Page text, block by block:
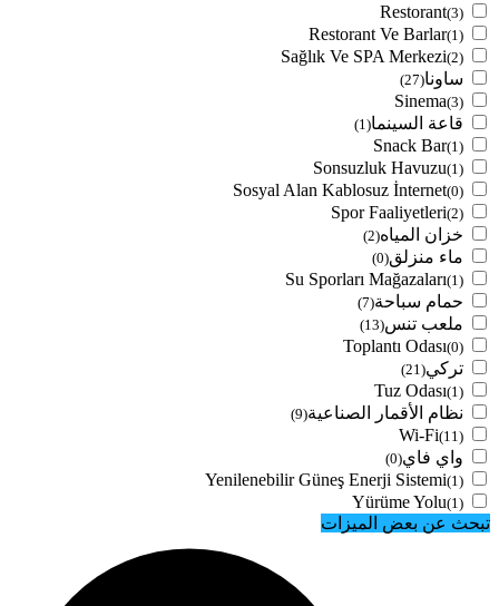
Restorant(3)
Restorant Ve Barlar(1)
Sağlık Ve SPA Merkezi(2)
ساونا(27)
Sinema(3)
قاعة السينما(1)
Snack Bar(1)
Sonsuzluk Havuzu(1)
Sosyal Alan Kablosuz İnternet(0)
Spor Faaliyetleri(2)
خزان المياه(2)
ماء منزلق(0)
Su Sporları Mağazaları(1)
حمام سباحة(7)
ملعب تنس(13)
Toplantı Odası(0)
تركي(21)
Tuz Odası(1)
نظام الأقمار الصناعية(9)
Wi-Fi(11)
واي فاي(0)
Yenilenebilir Güneş Enerji Sistemi(1)
Yürüme Yolu(1)
تبحث عن بعض الميزات